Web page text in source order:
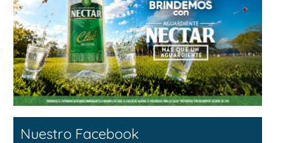
Nuestro Facebook